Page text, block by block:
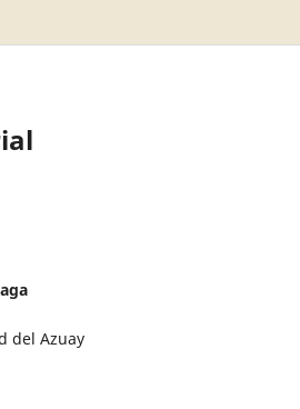
del Azuay